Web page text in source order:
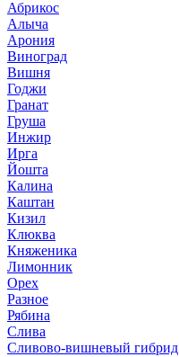
Абрикос
Алыча
Арония
Виноград
Вишня
Годжи
Гранат
Груша
Инжир
Ирга
Йошта
Калина
Каштан
Кизил
Клюква
Княженика
Лимонник
Орех
Разное
Рябина
Слива
Сливово-вишневый гибрид